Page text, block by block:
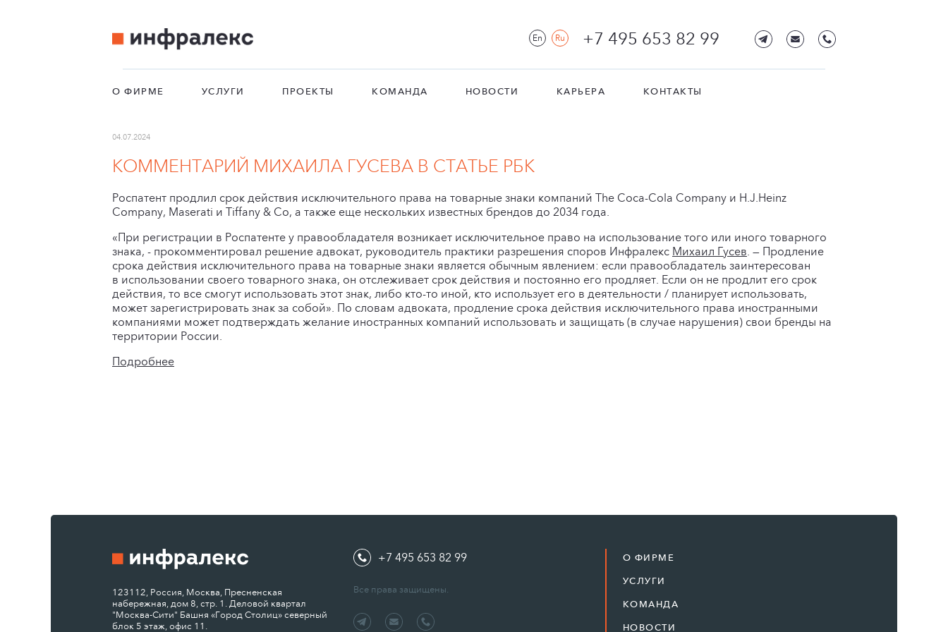
En Ru +7 495 653 82 99
О ФИРМЕ УСЛУГИ ПРОЕКТЫ КОМАНДА НОВОСТИ КАРЬЕРА КОНТАКТЫ
04.07.2024
КОММЕНТАРИЙ МИХАИЛА ГУСЕВА В СТАТЬЕ РБК
Роспатент продлил срок действия исключительного права на товарные знаки компаний The Coca-Cola Company и H.J.Heinz
Company, Maserati и Tiffany & Co, а также еще нескольких известных брендов до 2034 года.
«При регистрации в Роспатенте у правообладателя возникает исключительное право на использование того или иного товарного
знака, - прокомментировал решение адвокат, руководитель практики разрешения споров Инфралекс Михаил Гусев. — Продление
срока действия исключительного права на товарные знаки является обычным явлением: если правообладатель заинтересован
в использовании своего товарного знака, он отслеживает срок действия и постоянно его продляет. Если он не продлит его срок
действия, то все смогут использовать этот знак, либо кто-то иной, кто использует его в деятельности / планирует использовать,
может зарегистрировать знак за собой». По словам адвоката, продление срока действия исключительного права иностранными
компаниями может подтверждать желание иностранных компаний использовать и защищать (в случае нарушения) свои бренды на
территории России.
Подробнее
123112, Россия, Москва, Пресненская
набережная, дом 8, стр. 1. Деловой квартал
"Москва-Сити" Башня «Город Столиц» северный
блок 5 этаж, офис 11.
+7 495 653 82 99
Все права защищены.
О ФИРМЕ
УСЛУГИ
КОМАНДА
НОВОСТИ